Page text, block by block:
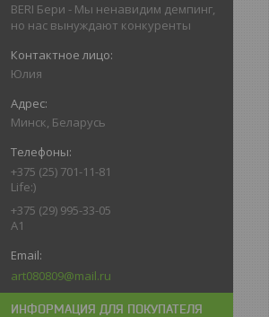
BERI Бери - Мы ненавидим демпинг,
но нас вынуждают конкуренты
Юлия
Минск, Беларусь
+375 (25) 701-11-81
Life:)
+375 (29) 995-33-05
A1
art080809@mail.ru
ИНФОРМАЦИЯ ДЛЯ ПОКУПАТЕЛЯ